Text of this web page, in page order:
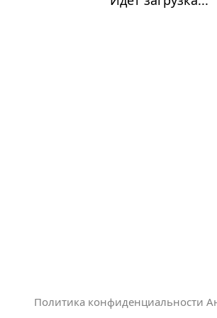
Политика конфиденциальности